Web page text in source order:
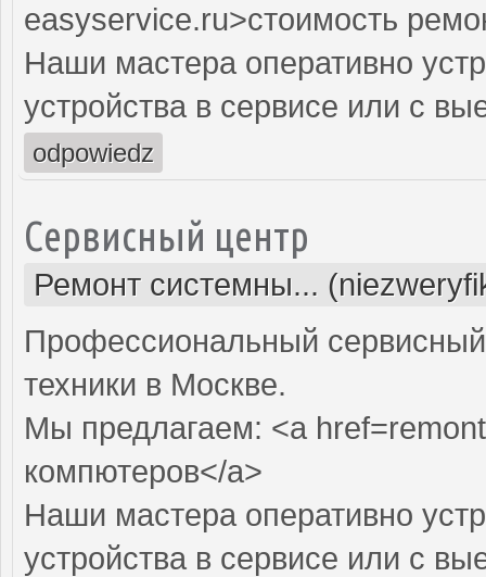
easyservice.ru>стоимость
Наши мастера оперативно
устройства в сервисе или с
odpowiedz
Сервисный центр
Ремонт системны...
Профессиональный
техники в Москве.
Мы предлагаем: <a
компютеров</a>
Наши мастера оперативно
устройства в сервисе или с